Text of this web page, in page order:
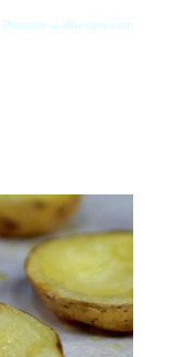
Preuzeto sa allrecipes.com